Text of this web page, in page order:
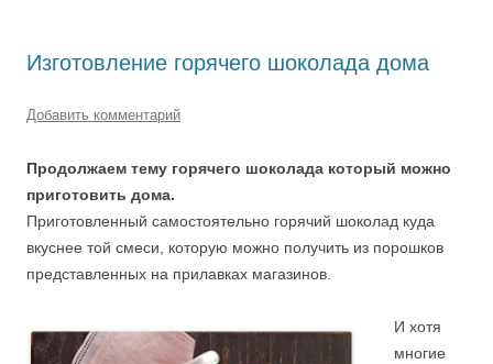
Изготовление горячего шоколада дома
Добавить комментарий
Продолжаем тему горячего шоколада который можно
приготовить дома.
Приготовленный самостоятельно горячий шоколад куда
вкуснее той смеси, которую можно получить из порошков
представленных на прилавках магазинов.
И хотя
многие